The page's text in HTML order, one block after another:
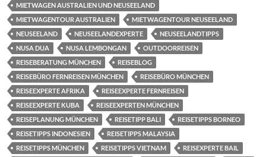
MIETWAGEN AUSTRALIEN UND NEUSEELAND
MIETWAGENTOUR AUSTRALIEN
MIETWAGENTOUR NEUSEELAND
NEUSEELAND
NEUSEELANDEXPERTE
NEUSEELANDTIPPS
NUSA DUA
NUSA LEMBONGAN
OUTDOORREISEN
REISEBERATUNG MÜNCHEN
REISEBLOG
REISEBÜRO FERNREISEN MÜNCHEN
REISEBÜRO MÜNCHEN
REISEEXPERTE AFRIKA
REISEEXPERTE FERNREISEN
REISEEXPERTE KUBA
REISEEXPERTEN MÜNCHEN
REISEPLANUNG MÜNCHEN
REISETIPP BALI
REISETIPPS BORNEO
REISETIPPS INDONESIEN
REISETIPPS MALAYSIA
REISETIPPS MÜNCHEN
REISETIPPS VIETNAM
REISEXPERTE BAIL